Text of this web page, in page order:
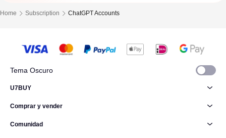
Home Subscription ChatGPT Accounts
Tema Oscuro
U7BUY
Comprar y vender
Comunidad